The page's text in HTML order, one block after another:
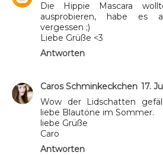
Die Hippie Mascara
ausprobieren, habe es
vergessen ;)
Liebe Grüße <3
Antworten
Caros Schminkeckchen 17.
Wow der Lidschatten
liebe Blautöne im Sommer.
liebe Grüße
Caro
Antworten